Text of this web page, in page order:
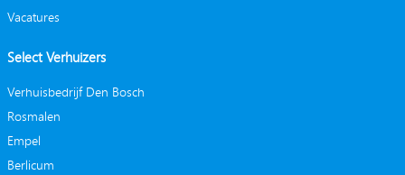
Vacatures
Select Verhuizers
Verhuisbedrijf Den Bosch
Rosmalen
Empel
Berlicum